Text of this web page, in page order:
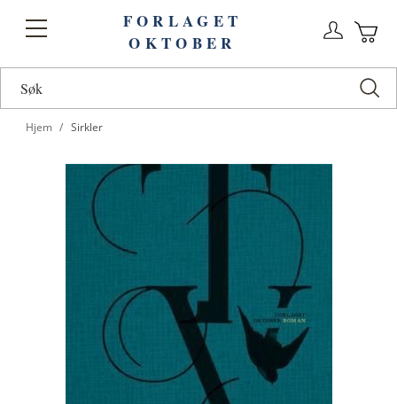
Toggle
FORLAGET
OKTOBER
Hjem Sirkler